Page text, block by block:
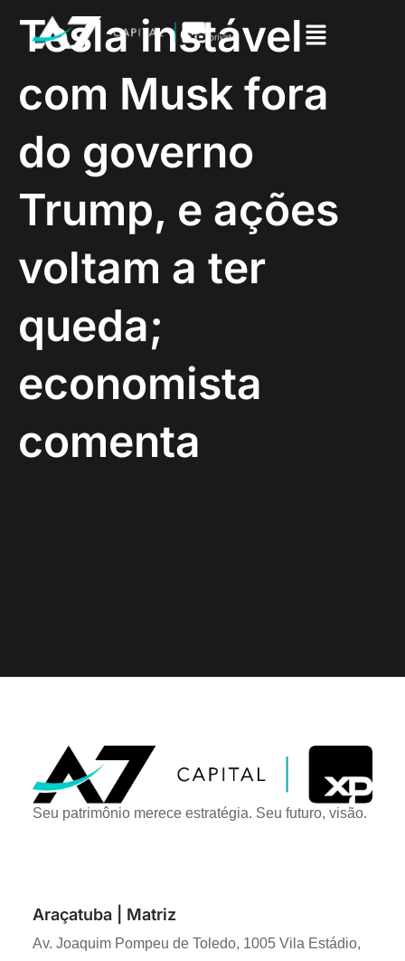
Tesla instável
com Musk fora
do governo
Trump, e ações
voltam a ter
queda;
economista
comenta
Seu patrimônio merece estratégia. Seu futuro, visão.
Araçatuba | Matriz
Av. Joaquim Pompeu de Toledo, 1005 Vila Estádio,